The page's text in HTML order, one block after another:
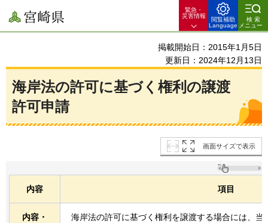
宮崎県
緊急・
災害情報
閲覧補助
Language
検索
メニュー
掲載開始日：2015年1月5日
更新日：2024年12月13日
海岸法の許可に基づく権利の譲渡
許可申請
画面サイズで表示
内容 項目
内容・
海岸法の許可に基づく権利を譲渡する場合には、当